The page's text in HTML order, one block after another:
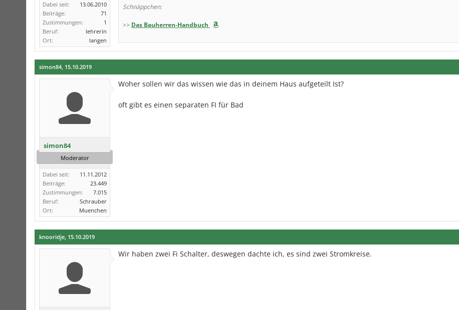
Dabei seit:
13.06.2010
Beiträge:
71
Zustimmungen:
1
Beruf:
lehrerin
Ort:
langen
Schnäppchen:
>> Das Bauherren-Handbuch
simon84, 15.10.2019
simon84
Moderator
Dabei seit:
11.11.2012
Beiträge:
23.449
Zustimmungen:
7.015
Beruf:
Schrauber
Ort:
Muenchen
Woher sollen wir das wissen wie das in deinem Haus aufgeteilt Ist?
oft gibt es einen separaten FI für Bad
knooridje, 15.10.2019
Wir haben zwei Fi Schalter, deswegen dachte ich, es sind zwei Stromkreise.